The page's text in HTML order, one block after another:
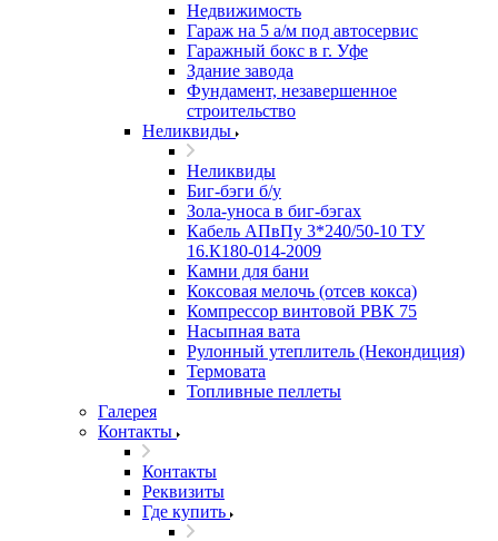
Недвижимость
Гараж на 5 а/м под автосервис
Гаражный бокс в г. Уфе
Здание завода
Фундамент, незавершенное
строительство
Неликвиды
Неликвиды
Биг-бэги б/у
Зола-уноса в биг-бэгах
Кабель АПвПу 3*240/50-10 ТУ
16.К180-014-2009
Камни для бани
Коксовая мелочь (отсев кокса)
Компрессор винтовой РВК 75
Насыпная вата
Рулонный утеплитель (Некондиция)
Термовата
Топливные пеллеты
Галерея
Контакты
Контакты
Реквизиты
Где купить